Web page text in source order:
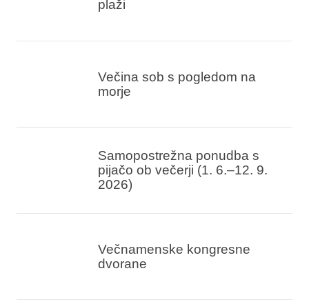
plaži
Večina sob s pogledom na
morje
Samopostrežna ponudba s
pijačo ob večerji (1. 6.–12. 9.
2026)
Večnamenske kongresne
dvorane